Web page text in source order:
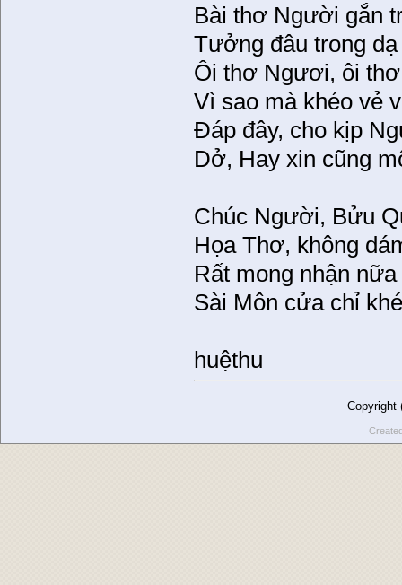
Bài thơ Người gắn
Tưởng đâu trong
Ôi thơ Ngươi, ôi
Vì sao mà khéo vẻ
Đáp đây, cho kịp
Dở, Hay xin cũng
Chúc Người, Bửu
Họa Thơ, không
Rất mong nhận
Sài Môn cửa chỉ
huệthu
Copyright